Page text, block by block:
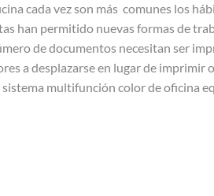
cada vez son más comunes los
han permitido nuevas formas de
de documentos necesitan ser
a desplazarse en lugar de
multifunción color de oficina